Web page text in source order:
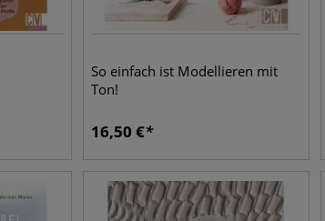
So einfach ist Modellieren mit
Ton!
16,50 €